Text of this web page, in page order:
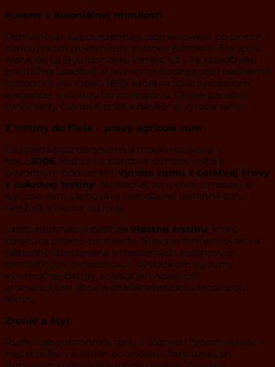
Korene v koloniálnej minulosti
Domaine de Labourdonnais, pomenované po prvom
francúzskom guvernérovi ostrova Bertrand-François
Mahé de La Bourdonnais, vzniklo už v 18. storočí ako
plantážna usadlosť. V jej centre dodnes stojí nádherná
historická vila z roku 1859, ktorá sa stala symbolom
elegancie a kultúry tohto regiónu. Okolie panstva
tvorili sady, cukrové polia a neskôr aj výroba rumu.
Z trstiny do fľaše – pravý agricole rum
Destiléria bola obnovená a modernizovaná v
roku 2006, keď sa na panstve rozhodli vrátiť k
pôvodným hodnotám: výrobe rumu z čerstvej šťavy
z cukrovej trstiny. Na rozdiel od rumov z melasy si
agricole rum zachováva prirodzené rastlinné tóny,
sviežosť a terroir ostrova.
Labourdonnais si pestuje vlastnú trstinu, ktorú
spracúva priamo na mieste. Šťava je fermentovaná a
následne destilovaná v moderných kolonových
destilačných zariadeniach. Výsledkom sú rumy
výnimočnej čistoty, s vysokým obsahom
aromatických látok a charakteristickou tropickou
iskrou.
Zrenie a štýl
Rumy Labourdonnais zrejú v rôznych typoch sudov –
najčastejšie v sudoch po koňaku, francúzskych